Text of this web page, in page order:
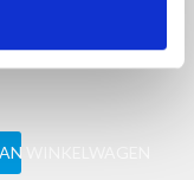
WINKELWAGEN